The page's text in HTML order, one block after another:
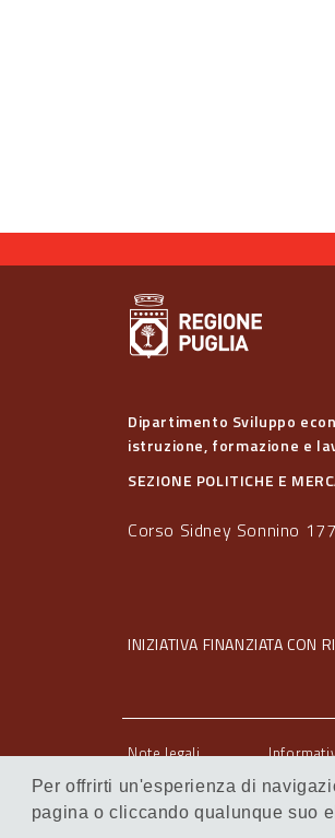
Per offrirti un'esperienza di
pagina o cliccando qualunque suo
Dipartimento Sviluppo
istruzione, formazione e
SEZIONE POLITICHE E
Corso Sidney Sonnino
INIZIATIVA FINANZIATA
Note legali
Servizi Intranet